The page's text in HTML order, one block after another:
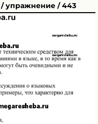
упражнение / 443